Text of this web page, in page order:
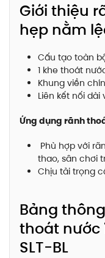
Giới thiệu
hẹp nằm
Cấu tạo toàn
1 khe thoát
Khung viền
Liên kết nối
Ứng dụng rãnh
Phù hợp với
thao, sân chơi
Chịu tải trọng
Bảng
thoát nước
SLT-BL